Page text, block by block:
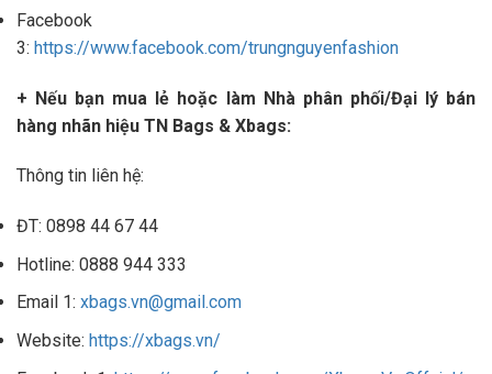
Facebook
3: https://www.facebook.com/trungnguyenfashion
+ Nếu bạn mua lẻ hoặc làm Nhà phân phối/Đại lý bán
hàng nhãn hiệu TN Bags & Xbags:
Thông tin liên hệ:
ĐT: 0898 44 67 44
Hotline: 0888 944 333
Email 1: xbags.vn@gmail.com
Website: https://xbags.vn/